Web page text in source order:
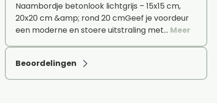
Naambordje betonlook lichtgrijs – 15x15 cm,
20x20 cm &amp; rond 20 cmGeef je voordeur
een moderne en stoere uitstraling met… Meer
Beoordelingen